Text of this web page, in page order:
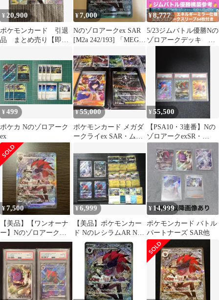
¥ 20,900
ポケモンカード 引退
品 まとめ売り【即
¥7,000
Nのゾロアークex SAR
[M2a 242/193] 「MEGA
¥8,777
5/23ジムバトル優勝Nの
ゾロアークデッキ ト
¥499
ポケカ Nのゾロアーク
ex
¥55,000
ポケモンカード メガダ
ークライex SAR・ムク
¥55,500
【PSA10・3連番】Nの
ゾロアークexSR・
トナーズ)
¥7,500
【美品】【ワンオーナ
ー】Nのゾロアーク
ex SAR
¥6,999
【美品】ポケモンカー
ド NのレシラムAR Nの
ゼクロムAR まとめ売
¥ 14,999
ポケモンカード バトル
パートナーズ SAR他